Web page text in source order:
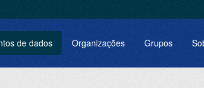
de dados Organizações Grupos